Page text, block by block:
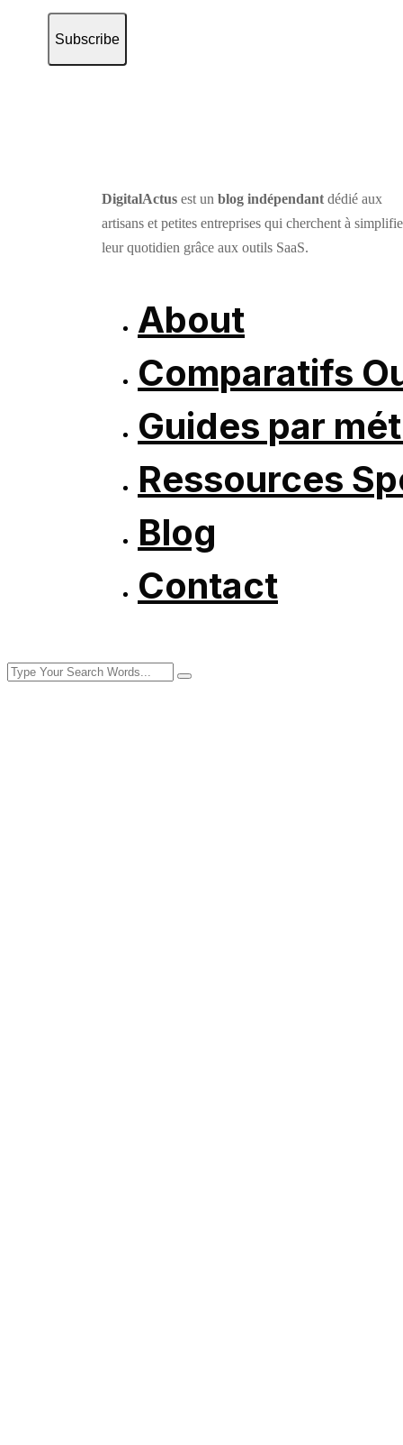
Subscribe
DigitalActus est un blog indépendant dédié aux
artisans et petites entreprises qui cherchent à
leur quotidien grâce aux outils SaaS.
About
Comparatifs
Guides par
Ressources
Blog
Contact